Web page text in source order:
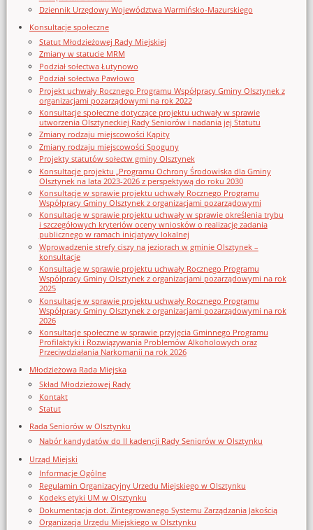
Dziennik Urzędowy Województwa Warmińsko-Mazurskiego
Konsultacje społeczne
Statut Młodzieżowej Rady Miejskiej
Zmiany w statucie MRM
Podział sołectwa Łutynowo
Podział sołectwa Pawłowo
Projekt uchwały Rocznego Programu Współpracy Gminy Olsztynek z
organizacjami pozarządowymi na rok 2022
Konsultacje społeczne dotyczące projektu uchwały w sprawie
utworzenia Olsztyneckiej Rady Seniorów i nadania jej Statutu
Zmiany rodzaju miejscowości Kąpity
Zmiany rodzaju miejscowości Spoguny
Projekty statutów sołectw gminy Olsztynek
Konsultacje projektu „Programu Ochrony Środowiska dla Gminy
Olsztynek na lata 2023-2026 z perspektywą do roku 2030
Konsultacje w sprawie projektu uchwały Rocznego Programu
Współpracy Gminy Olsztynek z organizacjami pozarządowymi
Konsultacje w sprawie projektu uchwały w sprawie określenia trybu
i szczegółowych kryteriów oceny wniosków o realizację zadania
publicznego w ramach inicjatywy lokalnej
Wprowadzenie strefy ciszy na jeziorach w gminie Olsztynek –
konsultacje
Konsultacje w sprawie projektu uchwały Rocznego Programu
Współpracy Gminy Olsztynek z organizacjami pozarządowymi na rok
2025
Konsultacje w sprawie projektu uchwały Rocznego Programu
Współpracy Gminy Olsztynek z organizacjami pozarządowymi na rok
2026
Konsultacje społeczne w sprawie przyjęcia Gminnego Programu
Profilaktyki i Rozwiązywania Problemów Alkoholowych oraz
Przeciwdziałania Narkomanii na rok 2026
Młodzieżowa Rada Miejska
Skład Młodzieżowej Rady
Kontakt
Statut
Rada Seniorów w Olsztynku
Nabór kandydatów do II kadencji Rady Seniorów w Olsztynku
Urząd Miejski
Informacje Ogólne
Regulamin Organizacyjny Urzedu Miejskiego w Olsztynku
Kodeks etyki UM w Olsztynku
Dokumentacja dot. Zintegrowanego Systemu Zarządzania Jakością
Organizacja Urzędu Miejskiego w Olsztynku